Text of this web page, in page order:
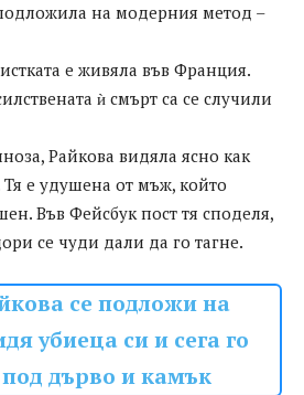
на модерния метод –
е живяла във Франция.
ѝ смърт са се случили
Райкова видяла ясно как
е удушена от мъж, който
Във Фейсбук пост тя споделя,
се чуди дали да го тагне.
се подложи на
убиеца си и сега го
дърво и камък